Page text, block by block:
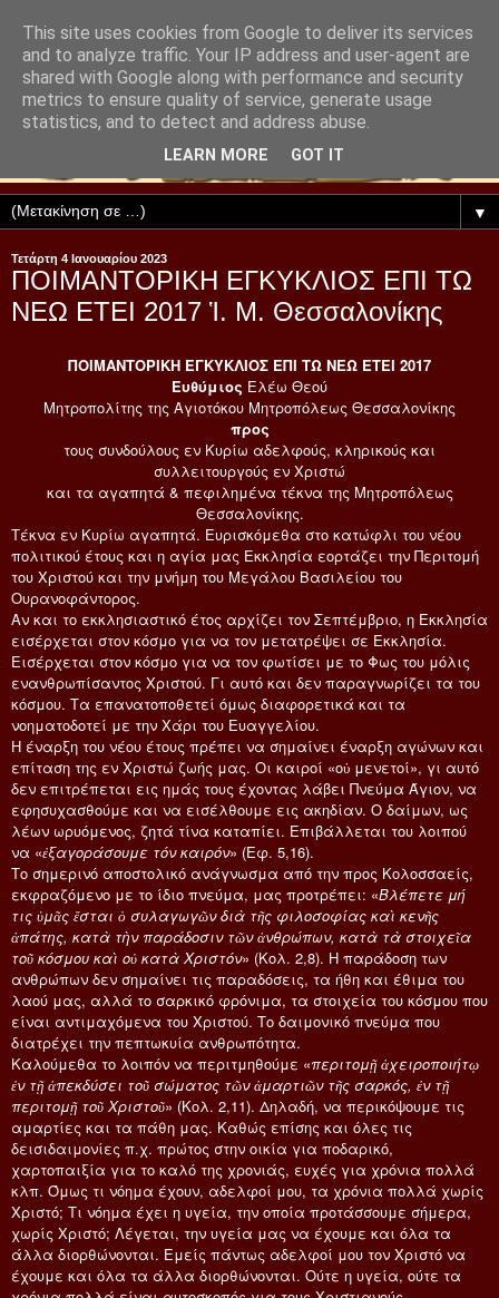
▼
Τετάρτη 4 Ιανουαρίου 2023
ΠΟΙΜΑΝΤΟΡΙΚΗ ΕΓΚΥΚΛΙΟΣ ΕΠΙ ΤΩ
ΝΕΩ ΕΤΕΙ 2017 Ἱ. Μ. Θεσσαλονίκης
ΠΟΙΜΑΝΤΟΡΙΚΗ ΕΓΚΥΚΛΙΟΣ ΕΠΙ ΤΩ ΝΕΩ ΕΤΕΙ 2017
Ευθύμιος Ελέω Θεού
Μητροπολίτης της Αγιοτόκου Μητροπόλεως Θεσσαλονίκης
προς
τους συνδούλους εν Κυρίω αδελφούς, κληρικούς και
συλλειτουργούς εν Χριστώ
και τα αγαπητά & πεφιλημένα τέκνα της Μητροπόλεως
Θεσσαλονίκης.
Τέκνα εν Κυρίω αγαπητά. Ευρισκόμεθα στο κατώφλι του νέου
πολιτικού έτους και η αγία μας Εκκλησία εορτάζει την Περιτομή
του Χριστού και την μνήμη του Μεγάλου Βασιλείου του
Ουρανοφάντορος.
Αν και το εκκλησιαστικό έτος αρχίζει τον Σεπτέμβριο, η Εκκλησία
εισέρχεται στον κόσμο για να τον μετατρέψει σε Εκκλησία.
Εισέρχεται στον κόσμο για να τον φωτίσει με το Φως του μόλις
ενανθρωπίσαντος Χριστού. Γι αυτό και δεν παραγνωρίζει τα του
κόσμου. Τα επανατοποθετεί όμως διαφορετικά και τα
νοηματοδοτεί με την Χάρι του Ευαγγελίου.
Η έναρξη του νέου έτους πρέπει να σημαίνει έναρξη αγώνων και
επίταση της εν Χριστώ ζωής μας. Οι καιροί «οὐ μενετοί», γι αυτό
δεν επιτρέπεται εις ημάς τους έχοντας λάβει Πνεύμα Άγιον, να
εφησυχασθούμε και να εισέλθουμε εις ακηδίαν. Ο δαίμων, ως
λέων ωρυόμενος, ζητά τίνα καταπίει. Επιβάλλεται του λοιπού
να «ἐξαγοράσουμε τόν καιρόν» (Εφ. 5,16).
Το σημερινό αποστολικό ανάγνωσμα από την προς Κολοσσαείς,
εκφραζόμενο με το ίδιο πνεύμα, μας προτρέπει: «Βλέπετε μή
τις ὑμᾶς ἔσται ὁ συλαγωγῶν διὰ τῆς φιλοσοφίας καὶ κενῆς
ἀπάτης, κατὰ τὴν παράδοσιν τῶν ἀνθρώπων, κατὰ τὰ στοιχεῖα
τοῦ κόσμου καὶ οὐ κατὰ Χριστόν» (Κολ. 2,8). Η παράδοση των
ανθρώπων δεν σημαίνει τις παραδόσεις, τα ήθη και έθιμα του
λαού μας, αλλά το σαρκικό φρόνιμα, τα στοιχεία του κόσμου που
είναι αντιμαχόμενα του Χριστού. Το δαιμονικό πνεύμα που
διατρέχει την πεπτωκυία ανθρωπότητα.
Καλούμεθα το λοιπόν να περιτμηθούμε «περιτομῇ ἀχειροποιήτῳ
ἐν τῇ ἀπεκδύσει τοῦ σώματος τῶν ἁμαρτιῶν τῆς σαρκός, ἐν τῇ
περιτομῇ τοῦ Χριστοῦ» (Κολ. 2,11). Δηλαδή, να περικόψουμε τις
αμαρτίες και τα πάθη μας. Καθώς επίσης και όλες τις
δεισιδαιμονίες π.χ. πρώτος στην οικία για ποδαρικό,
χαρτοπαιξία για το καλό της χρονιάς, ευχές για χρόνια πολλά
κλπ. Όμως τι νόημα έχουν, αδελφοί μου, τα χρόνια πολλά χωρίς
Χριστό; Τι νόημα έχει η υγεία, την οποία προτάσσουμε σήμερα,
χωρίς Χριστό; Λέγεται, την υγεία μας να έχουμε και όλα τα
άλλα διορθώνονται. Εμείς πάντως αδελφοί μου τον Χριστό να
έχουμε και όλα τα άλλα διορθώνονται. Ούτε η υγεία, ούτε τα
This site uses cookies from Google to deliver its services
and to analyze traffic. Your IP address and user-agent are
shared with Google along with performance and security
metrics to ensure quality of service, generate usage
statistics, and to detect and address abuse.
LEARN MORE GOT IT